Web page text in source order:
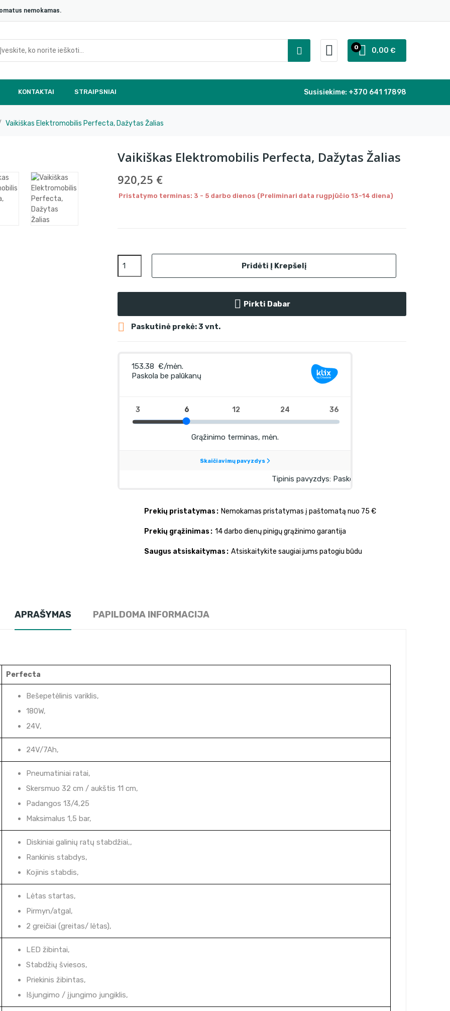
nemokamas.
0,00 €
0
KONTAKTAI STRAIPSNIAI Susisiekime: +370 641 17898
Vaikiškas Elektromobilis Perfecta, Dažytas Žalias
Vaikiškas Elektromobilis Perfecta, Dažytas Žalias
920,25 €
Pristatymo terminas: 3 - 5 darbo dienos (Preliminari data rugpjūčio 13-14 diena)
Pridėti Į Krepšelį
Pirkti Dabar
 Paskutinė prekė: 3 vnt.
Prekių pristatymas Nemokamas pristatymas į paštomatą nuo 75 €
Prekių grąžinimas 14 darbo dienų pinigų grąžinimo garantija
Saugus atsiskaitymas Atsiskaitykite saugiai jums patogiu būdu
APRAŠYMAS PAPILDOMA INFORMACIJA
Perfecta
Bešepetėlinis variklis,
180W,
24V,
24V/7Ah,
Pneumatiniai ratai,
Skersmuo 32 cm / aukštis 11 cm,
Padangos 13/4,25
Maksimalus 1,5 bar,
Diskiniai galinių ratų stabdžiai,,
Rankinis stabdys,
Kojinis stabdis,
Lėtas startas,
Pirmyn/atgal,
2 greičiai (greitas/ lėtas),
LED žibintai,
Stabdžių šviesos,
Priekinis žibintas,
Išjungimo / įjungimo jungiklis,